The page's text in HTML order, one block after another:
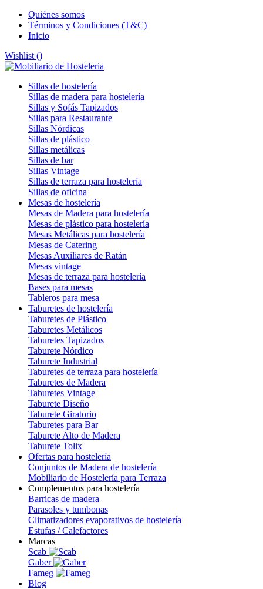
Quiénes somos
Términos y Condiciones (T&C)
Inicio
Wishlist ()
Sillas de hostelería
Sillas de madera para hostelería
Sillas y Sofás Tapizados
Sillas para Restaurante
Sillas Nórdicas
Sillas de plástico
Sillas metálicas
Sillas de bar
Sillas Vintage
Sillas de terraza para hostelería
Sillas de oficina
Mesas de hostelería
Mesas de Madera para hostelería
Mesas de plástico para hostelería
Mesas Metálicas para hostelería
Mesas de Catering
Mesas Auxiliares de Ratán
Mesas vintage
Mesas de terraza para hostelería
Bases para mesas
Tableros para mesa
Taburetes de hostelería
Taburetes de Plástico
Taburetes Metálicos
Taburetes Tapizados
Taburete Nórdico
Taburete Industrial
Taburetes de terraza para hostelería
Taburetes de Madera
Taburetes Vintage
Taburete Diseño
Taburete Giratorio
Taburetes para Bar
Taburete Alto de Madera
Taburete Tolix
Ofertas para hostelería
Conjuntos de Madera de hostelería
Mobiliario de Hostelería para Terraza
Complementos para hostelería
Barricas de madera
Parasoles y tumbonas
Climatizadores evaporativos de hostelería
Estufas / Calefactores
Marcas
Scab
Gaber
Fameg
Blog